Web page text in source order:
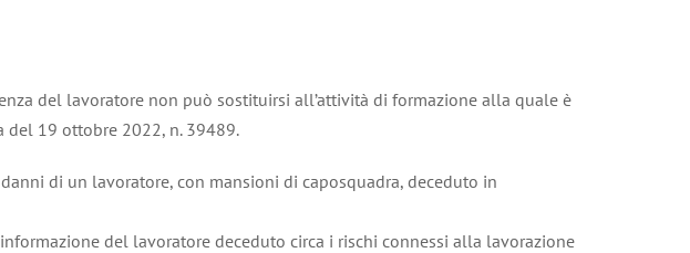
del lavoratore non può sostituirsi all’attività di formazione alla quale è
del 19 ottobre 2022, n. 39489.
di un lavoratore, con mansioni di caposquadra, deceduto in
del lavoratore deceduto circa i rischi connessi alla lavorazione